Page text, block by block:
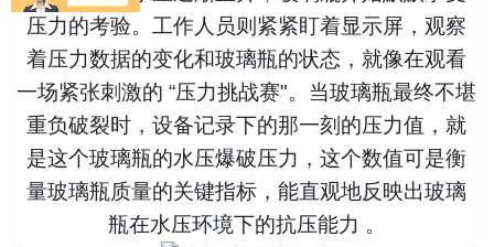
压力的考验。工作人员则紧紧盯着显示屏，观察
着压力数据的变化和玻璃瓶的状态，就像在观看
一场紧张刺激的 “压力挑战赛"。当玻璃瓶最终不堪
重负破裂时，设备记录下的那一刻的压力值，就
是这个玻璃瓶的水压爆破压力，这个数值可是衡
量玻璃瓶质量的关键指标，能直观地反映出玻璃
瓶在水压环境下的抗压能力 。